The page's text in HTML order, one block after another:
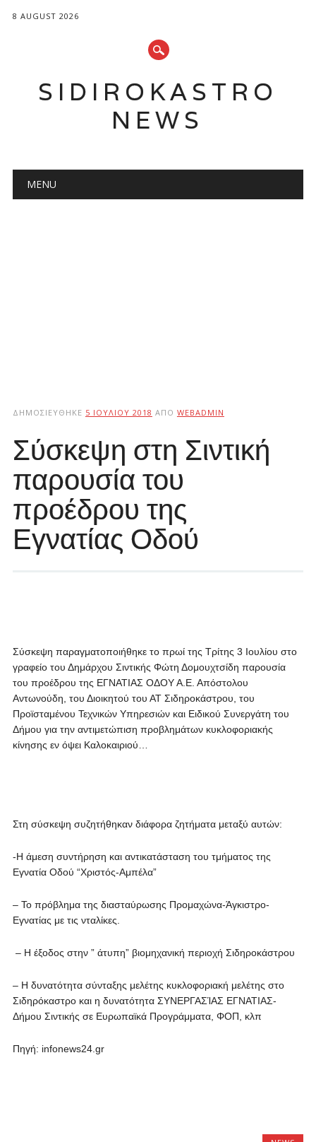
8 AUGUST 2026
SIDIROKASTRO
NEWS
Main menu
MENU
ΔΗΜΟΣΙΕΎΘΗΚΕ 5 ΙΟΥΛΊΟΥ 2018 ΑΠΌ WEBADMIN
Σύσκεψη στη Σιντική
παρουσία του
προέδρου της
Εγνατίας Οδού
Σύσκεψη παραγματοποιήθηκε το πρωί της Τρίτης 3 Ιουλίου στο
γραφείο του Δημάρχου Σιντικής Φώτη Δομουχτσίδη παρουσία
του προέδρου της ΕΓΝΑΤΙΑΣ ΟΔΟΥ Α.Ε. Απόστολου
Αντωνούδη, του Διοικητού του ΑΤ Σιδηροκάστρου, του
Προϊσταμένου Τεχνικών Υπηρεσιών και Ειδικού Συνεργάτη του
Δήμου για την αντιμετώπιση προβλημάτων κυκλοφοριακής
κίνησης εν όψει Καλοκαιριού…
Στη σύσκεψη συζητήθηκαν διάφορα ζητήματα μεταξύ αυτών:
-Η άμεση συντήρηση και αντικατάσταση του τμήματος της
Εγνατία Οδού “Χριστός-Αμπέλα”
– Το πρόβλημα της διασταύρωσης Προμαχώνα-Άγκιστρο-
Εγνατίας με τις νταλίκες.
– Η έξοδος στην ” άτυπη” βιομηχανική περιοχή Σιδηροκάστρου
– Η δυνατότητα σύνταξης μελέτης κυκλοφοριακή μελέτης στο
Σιδηρόκαστρο και η δυνατότητα ΣΥΝΕΡΓΑΣΊΑΣ ΕΓΝΑΤΙΑΣ-
Δήμου Σιντικής σε Ευρωπαϊκά Προγράμματα, ΦΟΠ, κλπ
Πηγή: infonews24.gr